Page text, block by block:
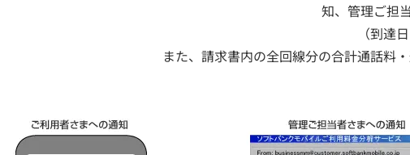
知、管理ご担
（到達
また、請求書内の全回線分の合計通話料